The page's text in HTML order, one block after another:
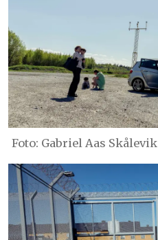
Foto: Gabriel Aas Skålevik